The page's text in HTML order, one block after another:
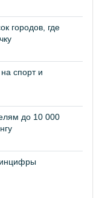
городов, где
спорт и
до 10 000